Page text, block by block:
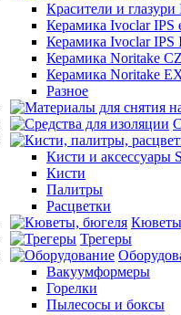
Красители и
Керамика Ivoclar IPS
Керамика Ivoclar IPS
Керамика Noritake
Керамика Noritake
Разное
Кисти и аксессуары
Кисти
Палитры
Расцветки
Трегеры
Вакуумформеры
Горелки
Пылесосы и боксы